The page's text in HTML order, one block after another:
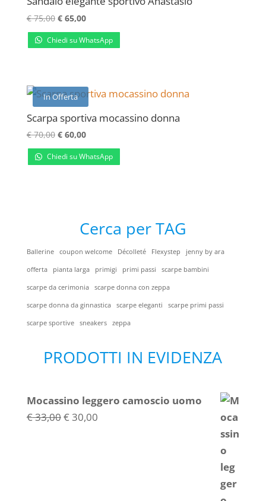
€75,00 Il
prezzo
originale
€65,00Il
prezzo
attuale
Chiedi su WhatsApp
In Offerta
Scarpa sportiva mocassino donna
€70,00 Il
prezzo
originale
€60,00Il
prezzo
attuale
Chiedi su WhatsApp
Cerca per TAG
Ballerine coupon welcome Décolleté Flexystep jenny by ara
offerta pianta larga primigi primi passi scarpe bambini
scarpe da cerimonia scarpe donna con zeppa
scarpe donna da ginnastica scarpe eleganti scarpe primi passi
scarpe sportive sneakers zeppa
PRODOTTI IN EVIDENZA
Mocassino leggero camoscio uomo
€33,00Il
€ 30,00Il